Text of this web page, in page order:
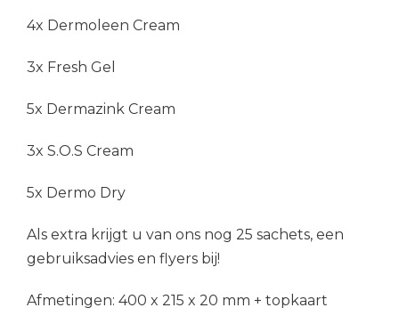
4x Dermoleen Cream
3x Fresh Gel
5x Dermazink Cream
3x S.O.S Cream
5x Dermo Dry
Als extra krijgt u van ons nog 25 sachets, een
gebruiksadvies en flyers bij!
Afmetingen: 400 x 215 x 20 mm + topkaart